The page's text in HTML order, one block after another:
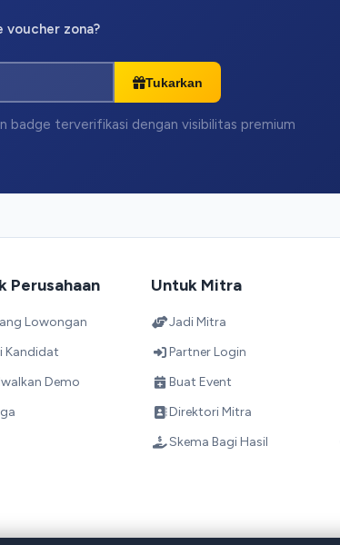
voucher zona?
Tukarkan
badge terverifikasi dengan visibilitas premium
Perusahaan
Lowongan
Kandidat
Demo
Untuk Mitra
Jadi Mitra
Partner Login
Buat Event
Direktori Mitra
Skema Bagi Hasil